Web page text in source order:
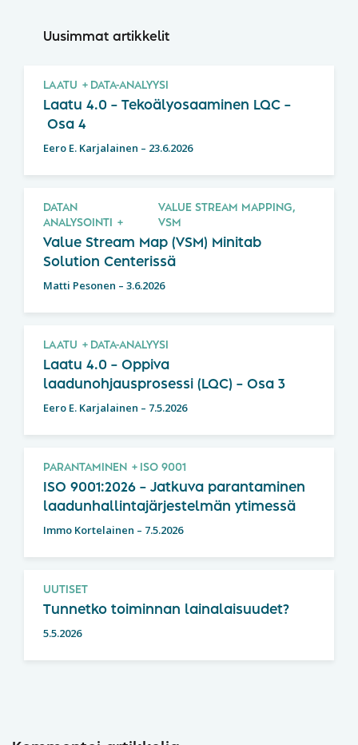
Uusimmat artikkelit
LAATU DATA-ANALYYSI
Laatu 4.0 – Tekoälyosaaminen LQC –
Osa 4
Eero E. Karjalainen – 23.6.2026
DATAN
ANALYSOINTI
VALUE STREAM MAPPING,
VSM
Value Stream Map (VSM) Minitab
Solution Centerissä
Matti Pesonen – 3.6.2026
LAATU DATA-ANALYYSI
Laatu 4.0 – Oppiva
laadunohjausprosessi (LQC) – Osa 3
Eero E. Karjalainen – 7.5.2026
PARANTAMINEN ISO 9001
ISO 9001:2026 – Jatkuva parantaminen
laadunhallintajärjestelmän ytimessä
Immo Kortelainen – 7.5.2026
UUTISET
Tunnetko toiminnan lainalaisuudet?
5.5.2026